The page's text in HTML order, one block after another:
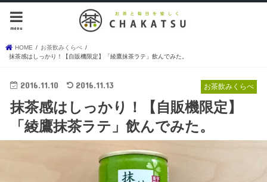
menu
HOME
お茶飲みくらべ
抹茶感はしっかり！【自販機限定】「綾鷹抹茶ラテ」飲んでみた。
お茶飲みくらべ
2016.11.10 2016.11.13
抹茶感はしっかり！【自販機限定】
「綾鷹抹茶ラテ」飲んでみた。